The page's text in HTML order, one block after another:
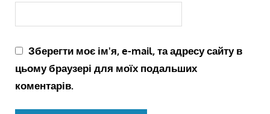
Зберегти моє ім'я, e-mail, та адресу сайту в
цьому браузері для моїх подальших
коментарів.